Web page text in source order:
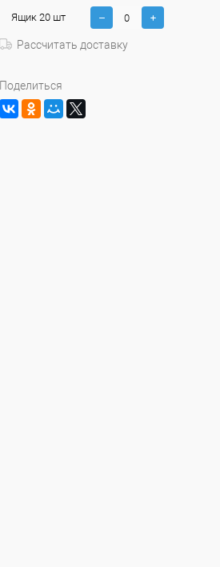
Ящик 20 шт
Рассчитать доставку
Поделиться